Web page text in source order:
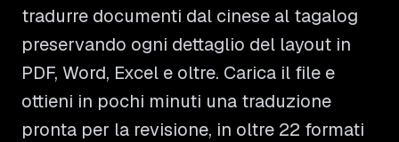
tradurre documenti dal cinese al tagalog
preservando ogni dettaglio del layout in
PDF, Word, Excel e oltre. Carica il file e
ottieni in pochi minuti una traduzione
pronta per la revisione, in oltre 22 formati